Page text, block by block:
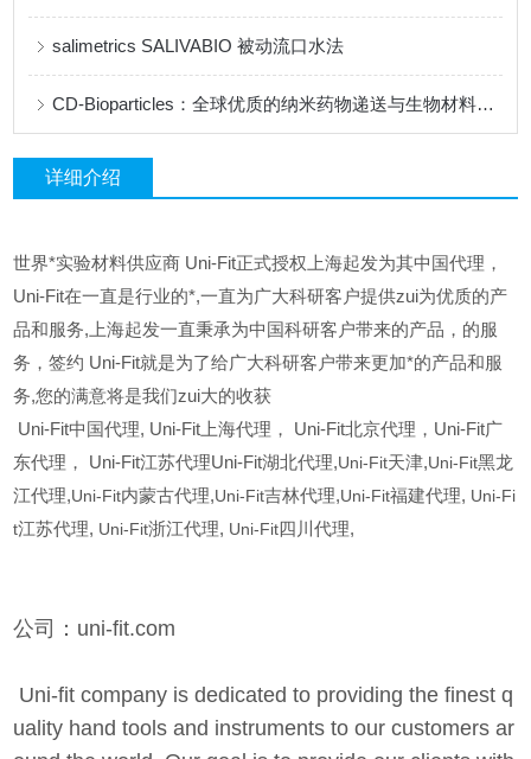
salimetrics ​SALIVABIO 被动流口水法
CD-Bioparticles：全球优质的纳米药物递送与生物材料研发平台
详细介绍
世界*实验材料供应商 Uni-Fit正式授权上海起发为其中国代理，
Uni-Fit在一直是行业的*,一直为广大科研客户提供zui为优质的产
品和服务,上海起发一直秉承为中国科研客户带来的产品，的服
务，签约 Uni-Fit就是为了给广大科研客户带来更加*的产品和服
务,您的满意将是我们zui大的收获
Uni-Fit中国代理, Uni-Fit上海代理， Uni-Fit北京代理，Uni-Fit广
东代理， Uni-Fit江苏代理Uni-Fit湖北代理,Uni-Fit天津,Uni-Fit黑龙
江代理,Uni-Fit内蒙古代理,Uni-Fit吉林代理,Uni-Fit福建代理, Uni-Fi
t江苏代理, Uni-Fit浙江代理, Uni-Fit四川代理,
公司：uni-fit.com
Uni-fit company is dedicated to providing the finest q
uality hand tools and instruments to our customers ar